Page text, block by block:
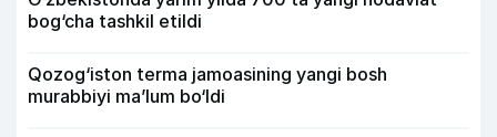
bog‘cha tashkil etildi
Qozog‘iston terma jamoasining yangi bosh
murabbiyi ma’lum bo‘ldi